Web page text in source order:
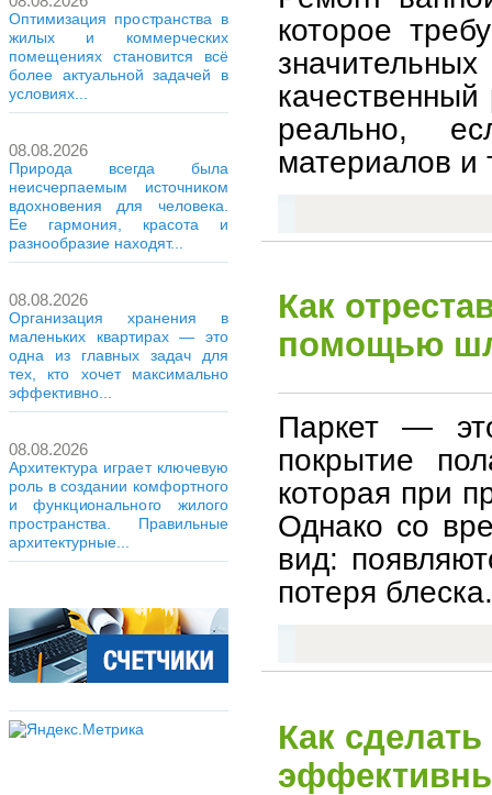
Оптимизация пространства в
жилых и коммерческих
помещениях становится всё
более актуальной задачей в
условиях...
08.08.2026
Природа всегда была
неисчерпаемым источником
вдохновения для человека.
Ее гармония, красота и
разнообразие находят...
08.08.2026
Организация хранения в
маленьких квартирах — это
одна из главных задач для
тех, кто хочет максимально
эффективно...
08.08.2026
Архитектура играет ключевую
роль в создании комфортного
и функционального жилого
пространства. Правильные
архитектурные...
которое
реально,
материалов и
Как
помощью
Паркет —
покрытие
которая при
Однако со
вид:
потеря блеска.
Как